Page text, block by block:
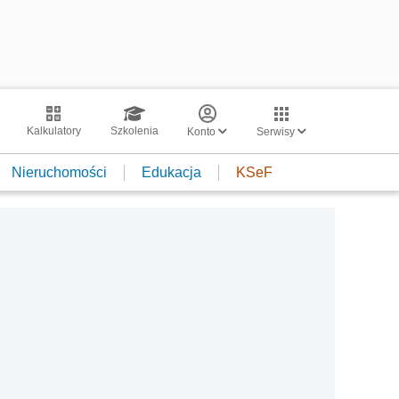
Kalkulatory Szkolenia Konto Serwisy
Nieruchomości Edukacja KSeF